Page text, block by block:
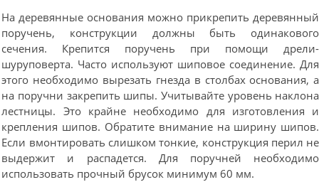
На деревянные основания можно прикрепить деревянный
поручень, конструкции должны быть одинакового
сечения. Крепится поручень при помощи дрели-
шуруповерта. Часто используют шиповое соединение. Для
этого необходимо вырезать гнезда в столбах основания, а
на поручни закрепить шипы. Учитывайте уровень наклона
лестницы. Это крайне необходимо для изготовления и
крепления шипов. Обратите внимание на ширину шипов.
Если вмонтировать слишком тонкие, конструкция перил не
выдержит и распадется. Для поручней необходимо
использовать прочный брусок минимум 60 мм.